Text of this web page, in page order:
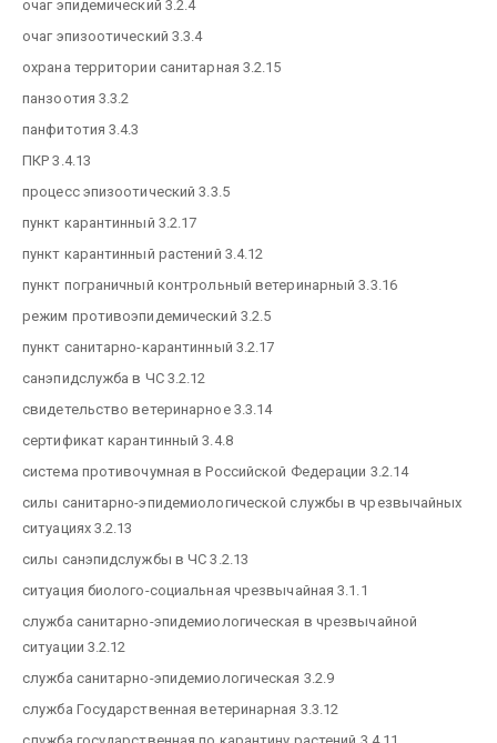
очаг эпидемический 3.2.4
очаг эпизоотический 3.3.4
охрана территории санитарная 3.2.15
панзоотия 3.3.2
панфитотия 3.4.3
ПКР 3.4.13
процесс эпизоотический 3.3.5
пункт карантинный 3.2.17
пункт карантинный растений 3.4.12
пункт пограничный контрольный ветеринарный 3.3.16
режим противоэпидемический 3.2.5
пункт санитарно-карантинный 3.2.17
санэпидслужба в ЧС 3.2.12
свидетельство ветеринарное 3.3.14
сертификат карантинный 3.4.8
система противочумная в Российской Федерации 3.2.14
силы санитарно-эпидемиологической службы в чрезвычайных
ситуациях 3.2.13
силы санэпидслужбы в ЧС 3.2.13
ситуация биолого-социальная чрезвычайная 3.1.1
служба санитарно-эпидемиологическая в чрезвычайной
ситуации 3.2.12
служба санитарно-эпидемиологическая 3.2.9
служба Государственная ветеринарная 3.3.12
служба государственная по карантину растений 3.4.11